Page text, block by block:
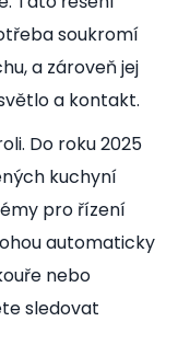
soukromí
a zároveň jej
a kontakt.
Do roku 2025
kuchyní
pro řízení
automaticky
nebo
sledovat